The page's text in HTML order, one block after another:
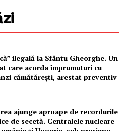
ilegală la Sfântu Gheorghe. Un
care acorda împrumuturi cu
cămătărești, arestat preventiv
ajunge aproape de recordurile
de secetă. Centralele nucleare